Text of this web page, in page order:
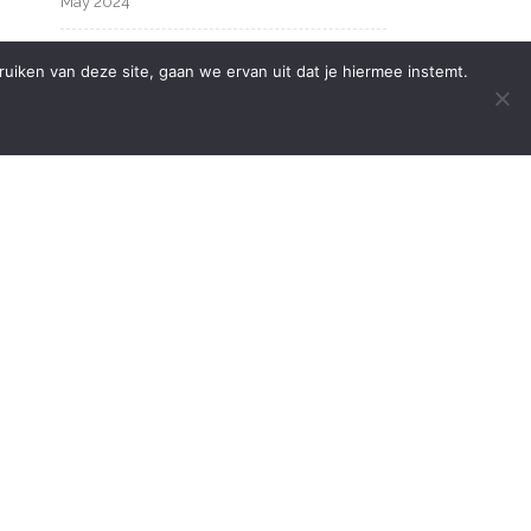
January 2024
van deze site, gaan we ervan uit dat je hiermee instemt.